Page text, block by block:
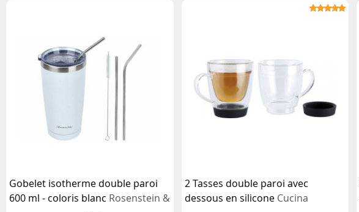
Gobelet isotherme double paroi
600 ml - coloris blanc Rosenstein &
2 Tasses double paroi avec
dessous en silicone Cucina